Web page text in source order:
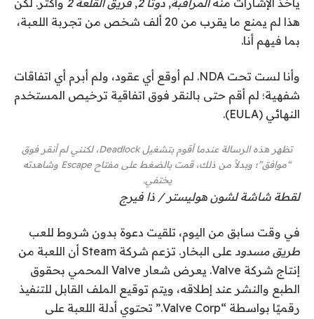
هذا لم يمنع ما يقرب من 20 ألف شخص من تجربة اللعبة،
بما فيهم أنا.
وأنا لست تحت NDA. لم أوقع أي عقود، ولم أبرم أي اتفاقات
شفهية؛ لم أقم حتى بالنقر فوق اتفاقية ترخيص المستخدم
النهائي (EULA).
تظهر هذه الرسالة عندما أقوم بتشغيل Deadlock، لكنني لم أنقر فوق
“موافق”؛ وبدلاً من ذلك، قمت بالضغط على مفتاح Escape وشاهدته
يختفي.
لقطة شاشة لشون هوليستر / ذا فيرج
في وقت سابق من اليوم، تلقيت دعوة بدون شروط للعب
طريق مسدود
على البخار. تزعم شركة Steam أن اللعبة من
إنتاج شركة Valve. يعرض شعار Valve المحمي بحقوق
الطبع والنشر عند إطلاقه، ويتم توقيع الملف القابل للتنفيذ
رقميًا بواسطة “Valve Corp.” تحتوي أدلة اللعبة على